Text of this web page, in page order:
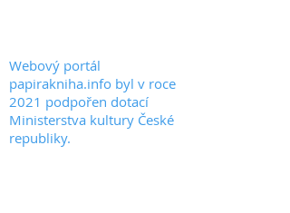
Webový portál
papirakniha.info byl v roce
2021 podpořen dotací
Ministerstva kultury České
republiky.